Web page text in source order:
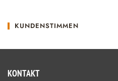
KUNDENSTIMMEN
KONTAKT